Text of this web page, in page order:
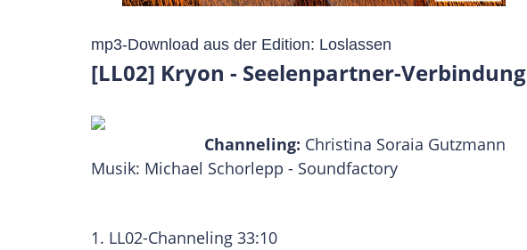
mp3-Download aus der Edition: Loslassen
[LL02] Kryon - Seelenpartner-Verbindung
Channeling: Christina Soraia Gutzmann
Musik: Michael Schorlepp - Soundfactory
1. LL02-Channeling 33:10